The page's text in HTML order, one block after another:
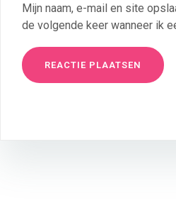
Mijn naam, e-mail en site
de volgende keer wanneer ik